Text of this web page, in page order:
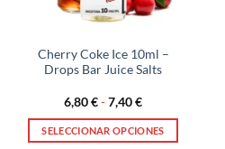
Cherry Coke Ice 10ml –
Drops Bar Juice Salts
6,80€-7,40€Rango
precios:
desde
SELECCIONAR OPCIONES